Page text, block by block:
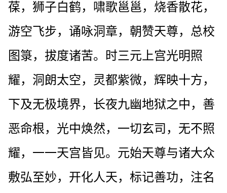
葆，狮子白鹤，啸歌邕邕，烧香散花，
游空飞步，诵咏洞章，朝赞天尊，总校
图箓，拔度诸苦。时三元上宫光明照
耀，洞朗太空，灵都紫微，辉映十方，
下及无极境界，长夜九幽地狱之中，善
恶命根，光中焕然，一切玄司，无不照
耀，一一天宫皆见。元始天尊与诸大众
敷弘至妙，开化人天，标记善功，注名